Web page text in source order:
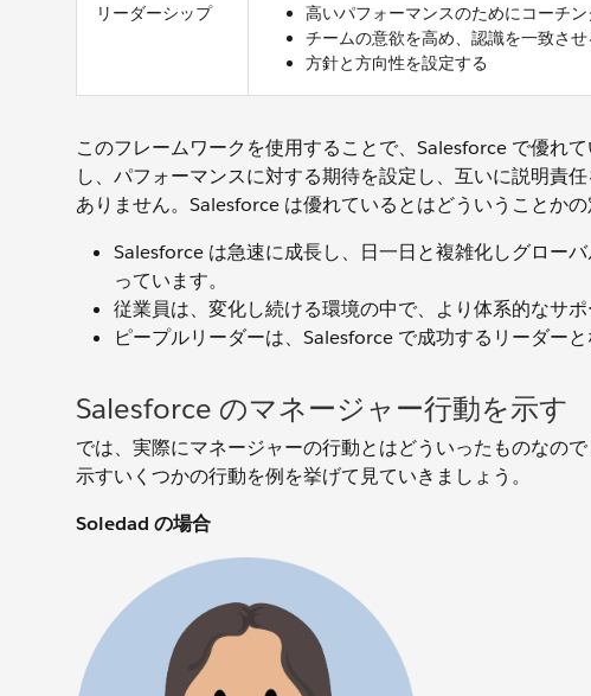
リーダーシップ
高いパフォーマンスのためにコーチン
チームの意欲を高め、認識を一致させ
方針と方向性を設定する
このフレームワークを使用することで、Salesforce で優れ
し、パフォーマンスに対する期待を設定し、互いに説明責
ありません。Salesforce は優れているとはどういうことか
Salesforce は急速に成長し、日一日と複雑化しグロー
っています。
従業員は、変化し続ける環境の中で、より体系的なサポ
ピープルリーダーは、Salesforce で成功するリーダー
Salesforce のマネージャー行動を示す
では、実際にマネージャーの行動とはどういったものなの
示すいくつかの行動を例を挙げて見ていきましょう。
Soledad の場合